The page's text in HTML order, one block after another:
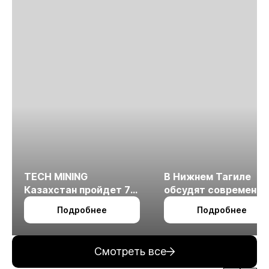
TECH MINING
Казахстан пройдет 7
октября в Алматы
Подробнее
В Нижнем Тагиле
обсудят
технологии
измельчения
Подробнее
Смотреть все